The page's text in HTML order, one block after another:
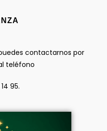
contactarnos por
teléfono
95.